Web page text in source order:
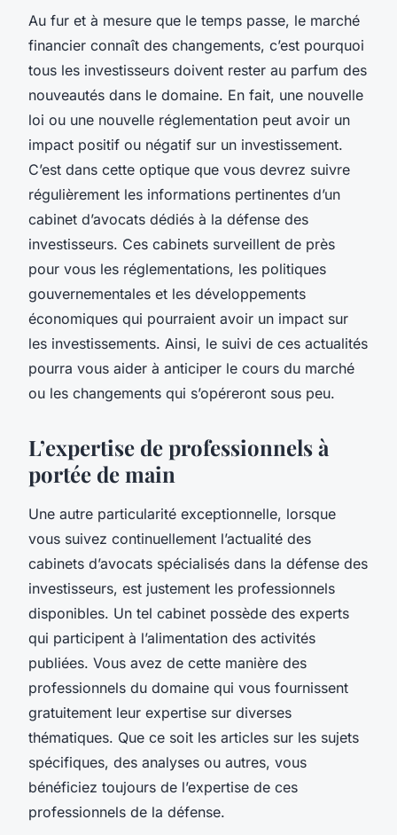
Au fur et à mesure que le temps passe, le marché
financier connaît des changements, c’est pourquoi
tous les investisseurs doivent rester au parfum des
nouveautés dans le domaine. En fait, une nouvelle
loi ou une nouvelle réglementation peut avoir un
impact positif ou négatif sur un investissement.
C’est dans cette optique que vous devrez suivre
régulièrement les informations pertinentes d’un
cabinet d’avocats dédiés à la défense des
investisseurs. Ces cabinets surveillent de près
pour vous les réglementations, les politiques
gouvernementales et les développements
économiques qui pourraient avoir un impact sur
les investissements. Ainsi, le suivi de ces actualités
pourra vous aider à anticiper le cours du marché
ou les changements qui s’opéreront sous peu.
L’expertise de professionnels à
portée de main
Une autre particularité exceptionnelle, lorsque
vous suivez continuellement l’actualité des
cabinets d’avocats spécialisés dans la défense des
investisseurs, est justement les professionnels
disponibles. Un tel cabinet possède des experts
qui participent à l’alimentation des activités
publiées. Vous avez de cette manière des
professionnels du domaine qui vous fournissent
gratuitement leur expertise sur diverses
thématiques. Que ce soit les articles sur les sujets
spécifiques, des analyses ou autres, vous
bénéficiez toujours de l’expertise de ces
professionnels de la défense.